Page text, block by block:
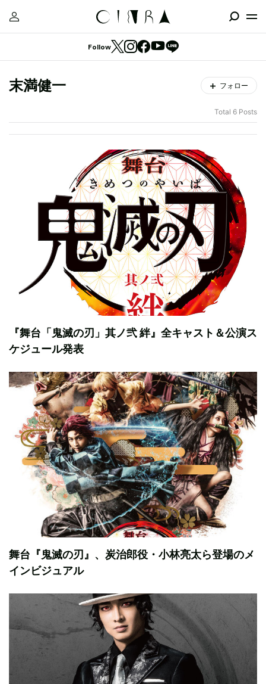
Follow
末満健一 フォロー
Total 6 Posts
『舞台「鬼滅の刃」其ノ弐 絆』全キャスト＆公演ス
ケジュール発表
舞台『鬼滅の刃』、炭治郎役・小林亮太ら登場のメ
インビジュアル